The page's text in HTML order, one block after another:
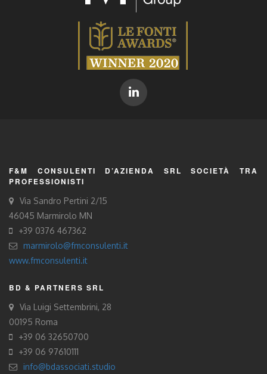
F&M CONSULENTI D’AZIENDA SRL SOCIETÀ TRA
PROFESSIONISTI
Via Sandro Pertini 2/15
46045 Marmirolo MN
+39 0376 467362
marmirolo@fmconsulenti.it
www.fmconsulenti.it
BD & PARTNERS SRL
Via Luigi Settembrini, 28
00195 Roma
+39 06 32650700
+39 06 97610111
info@bdassociati.studio